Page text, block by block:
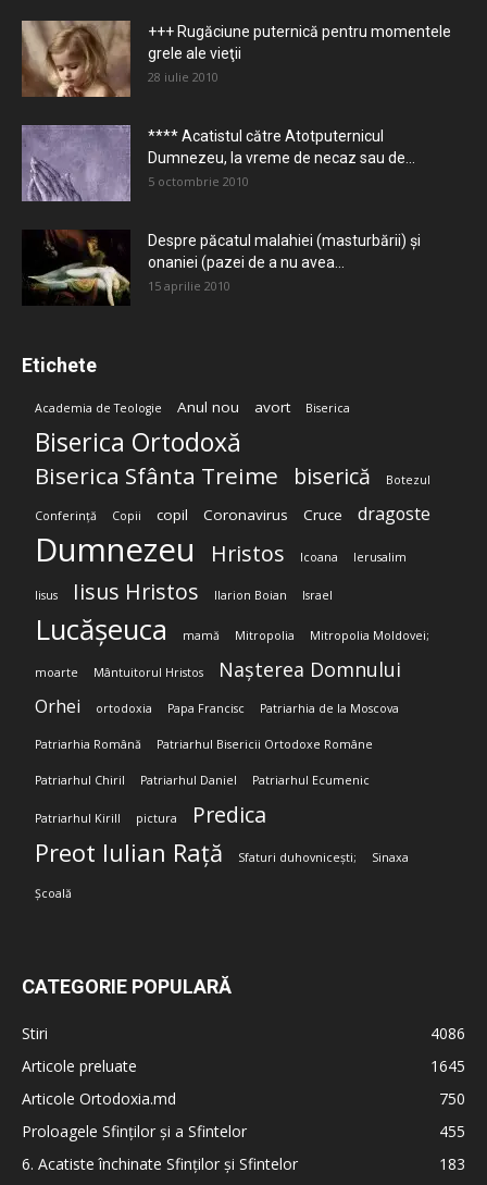
+++ Rugăciune puternică pentru momentele
grele ale vieţii
28 iulie 2010
**** Acatistul către Atotputernicul
Dumnezeu, la vreme de necaz sau de...
5 octombrie 2010
Despre păcatul malahiei (masturbării) şi
onaniei (pazei de a nu avea...
15 aprilie 2010
Etichete
Academia de Teologie Anul nou avort Biserica
Biserica Ortodoxă
Biserica Sfânta Treime biserică Botezul
Conferință Copii copil Coronavirus Cruce dragoste
Dumnezeu Hristos Icoana Ierusalim
Iisus Iisus Hristos Ilarion Boian Israel
Lucășeuca mamă Mitropolia Mitropolia Moldovei;
moarte Mântuitorul Hristos Nașterea Domnului
Orhei ortodoxia Papa Francisc Patriarhia de la Moscova
Patriarhia Română Patriarhul Bisericii Ortodoxe Române
Patriarhul Chiril Patriarhul Daniel Patriarhul Ecumenic
Patriarhul Kirill pictura Predica
Preot Iulian Rață Sfaturi duhovnicești; Sinaxa
Școală
CATEGORIE POPULARĂ
Stiri
4086
Articole preluate
1645
Articole Ortodoxia.md
750
Proloagele Sfinților și a Sfintelor
455
6. Acatiste închinate Sfinților și Sfintelor
183